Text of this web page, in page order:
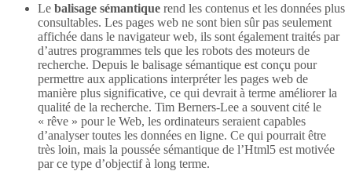
Le balisage sémantique rend les contenus et les données plus
consultables. Les pages web ne sont bien sûr pas seulement
affichée dans le navigateur web, ils sont également traités par
d’autres programmes tels que les robots des moteurs de
recherche. Depuis le balisage sémantique est conçu pour
permettre aux applications interpréter les pages web de
manière plus significative, ce qui devrait à terme améliorer la
qualité de la recherche. Tim Berners-Lee a souvent cité le
« rêve » pour le Web, les ordinateurs seraient capables
d’analyser toutes les données en ligne. Ce qui pourrait être
très loin, mais la poussée sémantique de l’Html5 est motivée
par ce type d’objectif à long terme.